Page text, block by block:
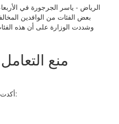
الرياض - ياسر الجرجورة في الأربعاء 26 نوفمبر 2025 10:14 صباحاً -
بعض الفئات من الوافدين
وشددت الوزارة على أن هذه
منع
أكدت وزارة الداخلية أن التعامل مع ثلاث فئات رئيسية من الوافدين يعتبر مخالفة صريحة للأنظمة، وهم: